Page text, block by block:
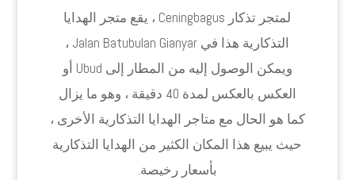
لمتجر تذكار Ceningbagus ، يقع متجر الهدايا
التذكارية هذا في Jalan Batubulan Gianyar ،
ويمكن الوصول إليه من المطار إلى Ubud أو
العكس بالعكس لمدة 40 دقيقة ، وهو ما يزال
كما هو الحال مع متاجر الهدايا التذكارية الأخرى ،
حيث يبيع هذا المكان الكثير من الهدايا التذكارية
بأسعار رخيصة.